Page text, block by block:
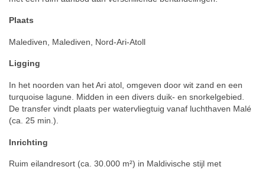
Plaats
Malediven, Malediven, Nord-Ari-Atoll
Ligging
In het noorden van het Ari atol, omgeven door wit zand en een
turquoise lagune. Midden in een divers duik- en snorkelgebied.
De transfer vindt plaats per watervliegtuig vanaf luchthaven Malé
(ca. 25 min.).
Inrichting
Ruim eilandresort (ca. 30.000 m²) in Maldivische stijl met